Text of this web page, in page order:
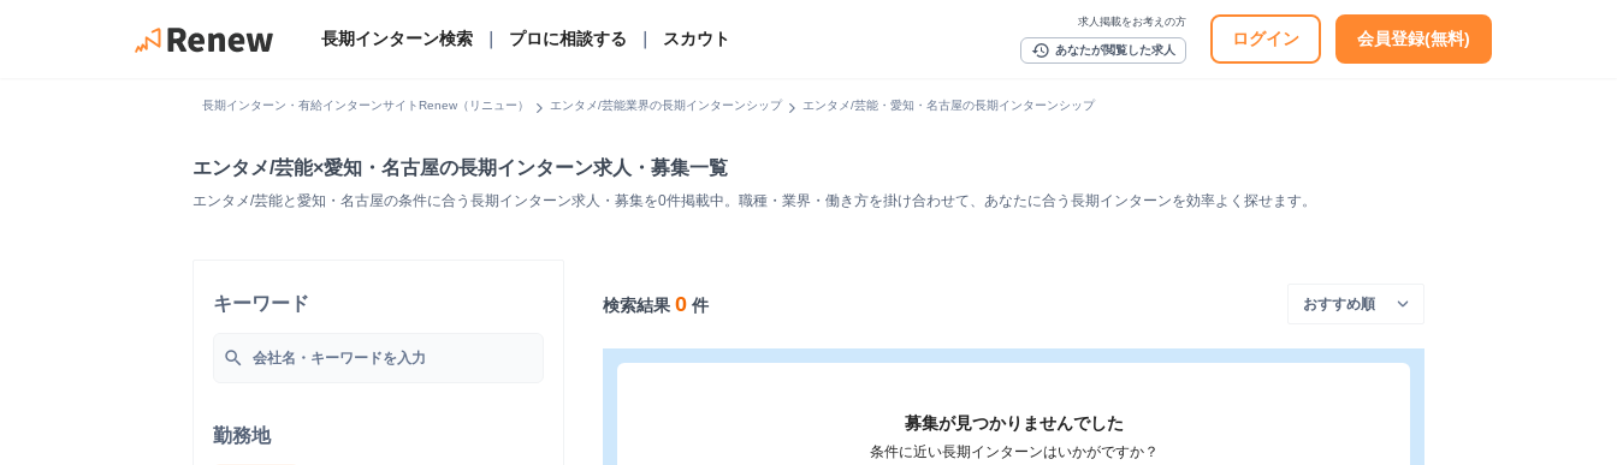
長期インターン検索 プロに相談する スカウト
求人掲載をお考えの方
history あなたが閲覧した求人
ログイン 会員登録(無料)
長期インターン・有給インターンサイトRenew（リニュー） chevron_right エンタメ/芸能業界の長期インターンシップchevron_right エンタメ/芸能・愛知・名古屋の長期インターンシップ
エンタメ/芸能×愛知・名古屋の長期インターン求人・募集一覧
エンタメ/芸能と愛知・名古屋の条件に合う長期インターン求人・募集を0件掲載中。職種・業界・働き方を掛け合わせて、あなたに合う長期インターンを効率よく探せます。
キーワード
search
勤務地
検索結果0 件
募集が見つかりませんでした
条件に近い長期インターンはいかがですか？